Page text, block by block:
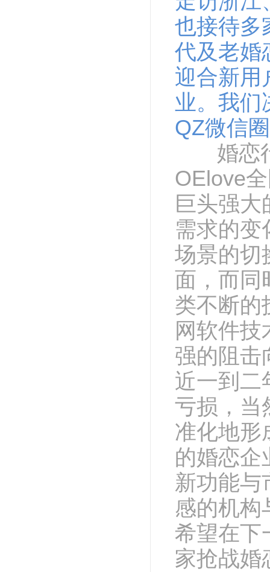
也接待多
代及老婚
迎合新用
业。我们
QZ微信
婚恋
OElove
巨头强
需求的变
场景的切
面，而同
类不断的
网软件
强的阻击
近一到二
亏损，当
准化地形
的婚恋企
新功能与
感的机构
希望在下
家抢战婚